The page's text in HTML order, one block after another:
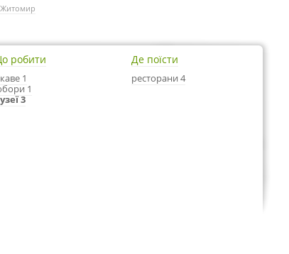
Житомир
робити
1
1
3
Де поїсти
ресторани 4